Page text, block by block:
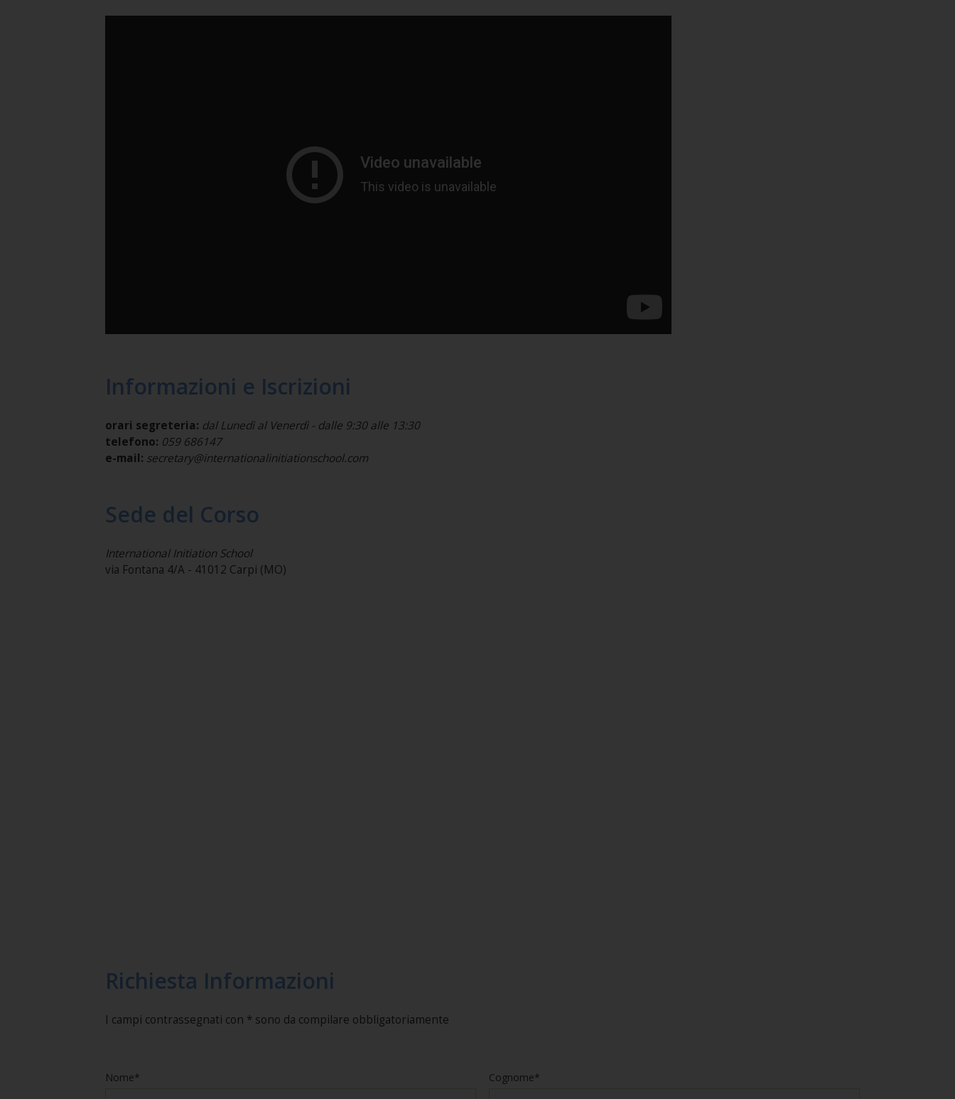
Informazioni e Iscrizioni
orari segreteria: dal Lunedì al Venerdì - dalle 9:30 alle 13:30
telefono: 059 686147
e-mail: secretary@internationalinitiationschool.com
Sede del Corso
International Initiation School
via Fontana 4/A - 41012 Carpi (MO)
Richiesta Informazioni
I campi contrassegnati con * sono da compilare obbligatoriamente
Nome* Cognome*